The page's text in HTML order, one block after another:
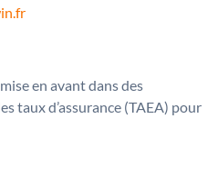
en avant dans des
taux d’assurance (TAEA) pour